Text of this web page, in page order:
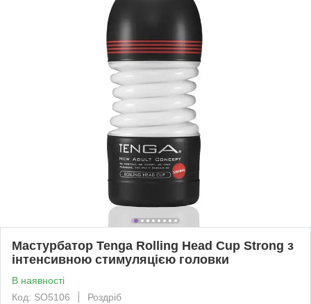
Мастурбатор Tenga Rolling Head Cup Strong з
інтенсивною стимуляцією головки
В наявності
Код: SO5106
Роздріб